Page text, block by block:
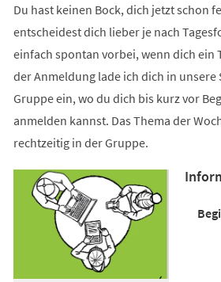
Du hast keinen Bock, dich jetzt schon
entscheidest dich lieber je nach
einfach spontan vorbei, wenn dich ein
der Anmeldung lade ich dich in unsere
Gruppe ein, wo du dich bis kurz vor
anmelden kannst. Das Thema der
rechtzeitig in der Gruppe.